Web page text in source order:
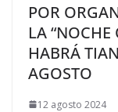
POR
LA
HABRÁ
AGOSTO
12 agosto 2024